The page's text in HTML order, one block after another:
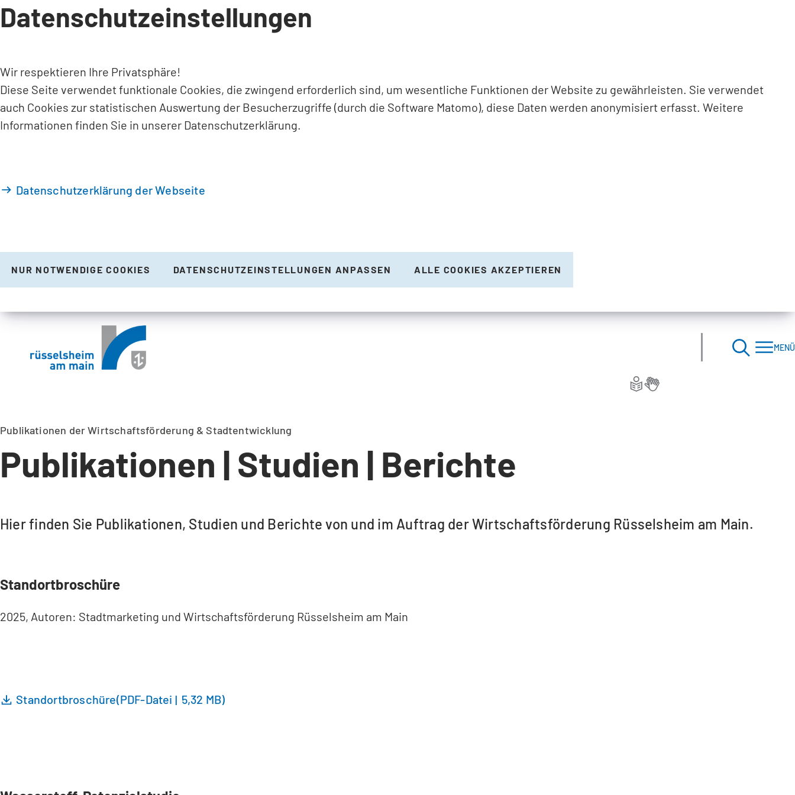
INHALT ANSPRINGEN
Datenschutzeinstellungen
Wir respektieren Ihre Privatsphäre!
Diese Seite verwendet funktionale Cookies, die zwingend erforderlich sind, um wesentliche Funktionen der Website zu gewährleisten. Sie verwendet
auch Cookies zur statistischen Auswertung der Besucherzugriffe (durch die Software Matomo), diese Daten werden anonymisiert erfasst. Weitere
Informationen finden Sie in unserer Datenschutzerklärung.
Datenschutzerklärung der Webseite
NUR NOTWENDIGE COOKIES DATENSCHUTZEINSTELLUNGEN ANPASSEN ALLE COOKIES AKZEPTIEREN
MENÜ
Publikationen der Wirtschaftsförderung & Stadtentwicklung
Publikationen | Studien | Berichte
Hier finden Sie Publikationen, Studien und Berichte von und im Auftrag der Wirtschaftsförderung Rüsselsheim am Main.
Standortbroschüre
2025, Autoren: Stadtmarketing und Wirtschaftsförderung Rüsselsheim am Main
Standortbroschüre PDF-Datei 5,32 MB